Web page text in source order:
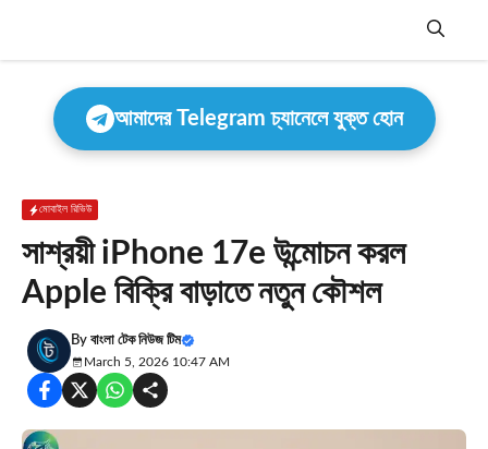
Menu
আমাদের Telegram চ্যানেলে যুক্ত হোন
মোবাইল রিভিউ
সাশ্রয়ী iPhone 17e উন্মোচন করল
Apple বিক্রি বাড়াতে নতুন কৌশল
By বাংলা টেক নিউজ টিম
March 5, 2026 10:47 AM